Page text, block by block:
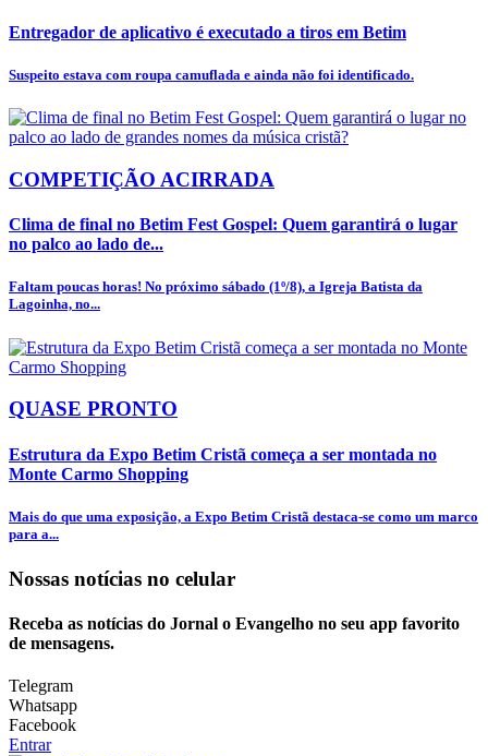
Entregador de aplicativo é executado a tiros em Betim
Suspeito estava com roupa camuflada e ainda não foi identificado.
COMPETIÇÃO ACIRRADA
Clima de final no Betim Fest Gospel: Quem garantirá o lugar
no palco ao lado de...
Faltam poucas horas! No próximo sábado (1º/8), a Igreja Batista da
Lagoinha, no...
QUASE PRONTO
Estrutura da Expo Betim Cristã começa a ser montada no
Monte Carmo Shopping
Mais do que uma exposição, a Expo Betim Cristã destaca-se como um marco
para a...
Nossas notícias no celular
Receba as notícias do Jornal o Evangelho no seu app favorito
de mensagens.
Telegram
Whatsapp
Facebook
Entrar